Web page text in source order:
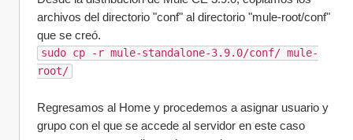
archivos del directorio "conf" al directorio "mule-root/conf"
que se creó.
sudo cp -r mule-standalone-3.9.0/conf/ mule-
root/
Regresamos al Home y procedemos a asignar usuario y
grupo con el que se accede al servidor en este caso